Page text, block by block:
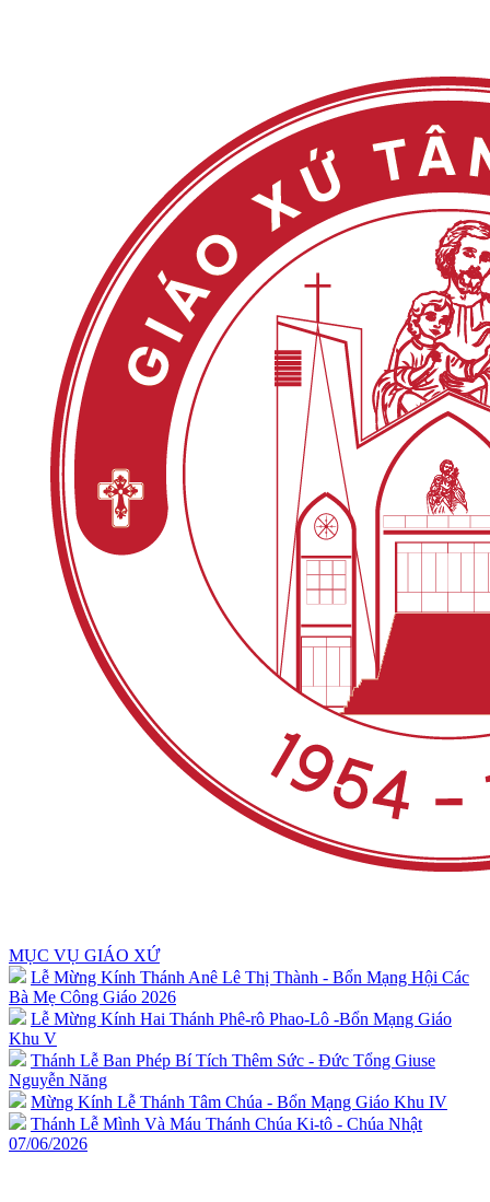
MỤC VỤ GIÁO XỨ
Lễ Mừng Kính Thánh Anê Lê Thị Thành - Bổn Mạng Hội Các
Bà Mẹ Công Giáo 2026
Lễ Mừng Kính Hai Thánh Phê-rô Phao-Lô -Bổn Mạng Giáo
Khu V
Thánh Lễ Ban Phép Bí Tích Thêm Sức - Đức Tổng Giuse
Nguyễn Năng
Mừng Kính Lễ Thánh Tâm Chúa - Bổn Mạng Giáo Khu IV
Thánh Lễ Mình Và Máu Thánh Chúa Ki-tô - Chúa Nhật
07/06/2026